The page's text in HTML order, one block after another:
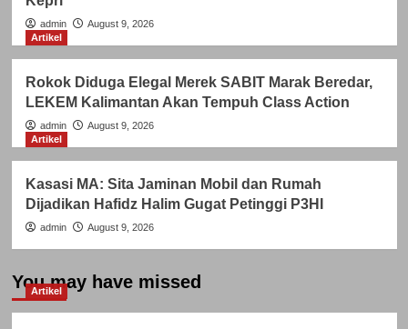
admin
August 9, 2026
Artikel
Rokok Diduga Elegal Merek SABIT Marak Beredar,
LEKEM Kalimantan Akan Tempuh Class Action
admin
August 9, 2026
Artikel
Kasasi MA: Sita Jaminan Mobil dan Rumah
Dijadikan Hafidz Halim Gugat Petinggi P3HI
admin August 9, 2026
You may have missed
Artikel